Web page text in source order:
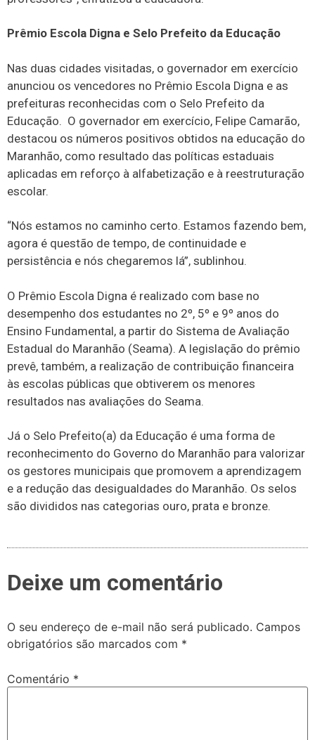
Prêmio Escola Digna e Selo Prefeito da Educação
Nas duas cidades visitadas, o governador em exercício
anunciou os vencedores no Prêmio Escola Digna e as
prefeituras reconhecidas com o Selo Prefeito da
Educação. O governador em exercício, Felipe Camarão,
destacou os números positivos obtidos na educação do
Maranhão, como resultado das políticas estaduais
aplicadas em reforço à alfabetização e à reestruturação
escolar.
“Nós estamos no caminho certo. Estamos fazendo bem,
agora é questão de tempo, de continuidade e
persistência e nós chegaremos lá”, sublinhou.
O Prêmio Escola Digna é realizado com base no
desempenho dos estudantes no 2º, 5º e 9º anos do
Ensino Fundamental, a partir do Sistema de Avaliação
Estadual do Maranhão (Seama). A legislação do prêmio
prevê, também, a realização de contribuição financeira
às escolas públicas que obtiverem os menores
resultados nas avaliações do Seama.
Já o Selo Prefeito(a) da Educação é uma forma de
reconhecimento do Governo do Maranhão para valorizar
os gestores municipais que promovem a aprendizagem
e a redução das desigualdades do Maranhão. Os selos
são divididos nas categorias ouro, prata e bronze.
Deixe um comentário
O seu endereço de e-mail não será publicado. Campos
obrigatórios são marcados com *
Comentário *